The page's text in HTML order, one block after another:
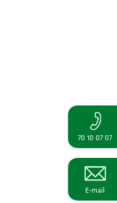
70 10 07 07
E-mail